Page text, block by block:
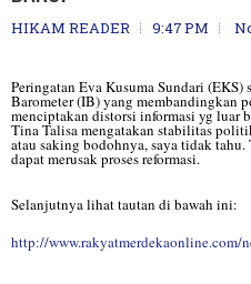
HIKAM READER 9:47 PM
Peringatan Eva Kusuma Sundari (EKS)
Barometer (IB) yang membandingkan
menciptakan distorsi informasi yg luar
Tina Talisa mengatakan stabilitas
atau saking bodohnya, saya tidak
dapat merusak proses reformasi.
Selanjutnya lihat tautan di bawah ini:
http://www.rakyatmerdekaonline.com/